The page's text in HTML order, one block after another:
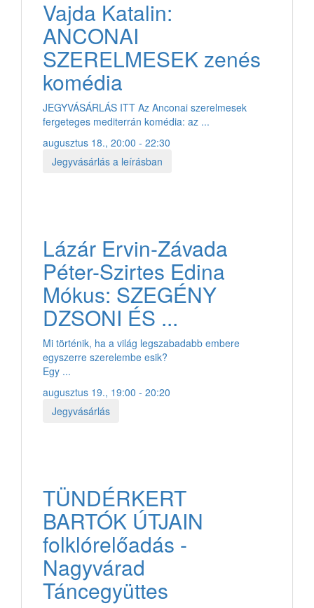
Vajda Katalin:
ANCONAI
SZERELMESEK zenés
komédia
JEGYVÁSÁRLÁS ITT Az Anconai szerelmesek
fergeteges mediterrán komédia: az ...
augusztus 18., 20:00 - 22:30
Jegyvásárlás a leírásban
Lázár Ervin-Závada
Péter-Szirtes Edina
Mókus: SZEGÉNY
DZSONI ÉS ...
Mi történik, ha a világ legszabadabb embere
egyszerre szerelembe esik?
Egy ...
augusztus 19., 19:00 - 20:20
Jegyvásárlás
TÜNDÉRKERT
BARTÓK ÚTJAIN
folklórelőadás -
Nagyvárad
Táncegyüttes